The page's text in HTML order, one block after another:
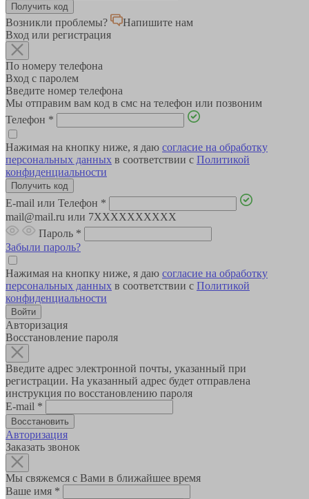
Возникли проблемы?
Напишите нам
Вход или регистрация
По номеру телефона
Вход с паролем
Введите номер телефона
Мы отправим вам код в смс на телефон или позвоним
Телефон *
Нажимая на кнопку ниже, я даю согласие на обработку
персональных данных в соответствии с Политикой
конфиденциальности
E-mail или Телефон *
mail@mail.ru или 7XXXXXXXXXX
Пароль *
Забыли пароль?
Нажимая на кнопку ниже, я даю согласие на обработку
персональных данных в соответствии с Политикой
конфиденциальности
Авторизация
Восстановление пароля
Введите адрес электронной почты, указанный при
регистрации. На указанный адрес будет отправлена
инструкция по восстановлению пароля
E-mail *
Авторизация
Заказать звонок
Мы свяжемся с Вами в ближайшее время
Ваше имя *